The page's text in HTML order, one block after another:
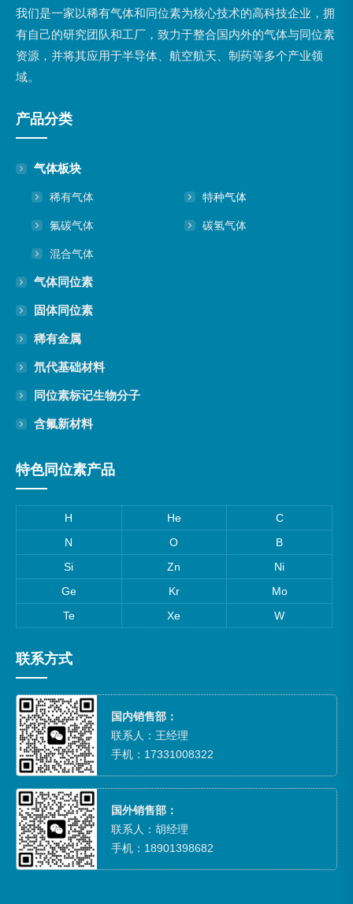
我们是一家以稀有气体和同位素为核心技术的高科技企业，拥
有自己的研究团队和工厂，致力于整合国内外的气体与同位素
资源，并将其应用于半导体、航空航天、制药等多个产业领
域。
产品分类
气体板块
稀有气体 特种气体
氟碳气体 碳氢气体
混合气体
气体同位素
固体同位素
稀有金属
氘代基础材料
同位素标记生物分子
含氟新材料
特色同位素产品
H He
C
N
O
B
Si
Zn
Ni
Ge
Kr
Mo
Te
Xe W
联系方式
国内销售部：
联系人：王经理
手机：17331008322
国外销售部：
联系人：胡经理
手机：18901398682